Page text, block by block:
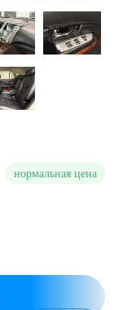
нормальная цена